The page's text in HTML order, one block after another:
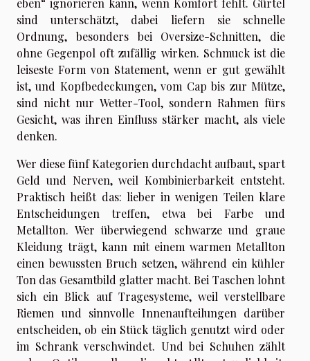
eben“ ignorieren kann, wenn Komfort fehlt. Gürtel
sind unterschätzt, dabei liefern sie schnelle
Ordnung, besonders bei Oversize-Schnitten, die
ohne Gegenpol oft zufällig wirken. Schmuck ist die
leiseste Form von Statement, wenn er gut gewählt
ist, und Kopfbedeckungen, vom Cap bis zur Mütze,
sind nicht nur Wetter-Tool, sondern Rahmen fürs
Gesicht, was ihren Einfluss stärker macht, als viele
denken.
Wer diese fünf Kategorien durchdacht aufbaut, spart
Geld und Nerven, weil Kombinierbarkeit entsteht.
Praktisch heißt das: lieber in wenigen Teilen klare
Entscheidungen treffen, etwa bei Farbe und
Metallton. Wer überwiegend schwarze und graue
Kleidung trägt, kann mit einem warmen Metallton
einen bewussten Bruch setzen, während ein kühler
Ton das Gesamtbild glatter macht. Bei Taschen lohnt
sich ein Blick auf Tragesysteme, weil verstellbare
Riemen und sinnvolle Innenaufteilungen darüber
entscheiden, ob ein Stück täglich genutzt wird oder
im Schrank verschwindet. Und bei Schuhen zählt